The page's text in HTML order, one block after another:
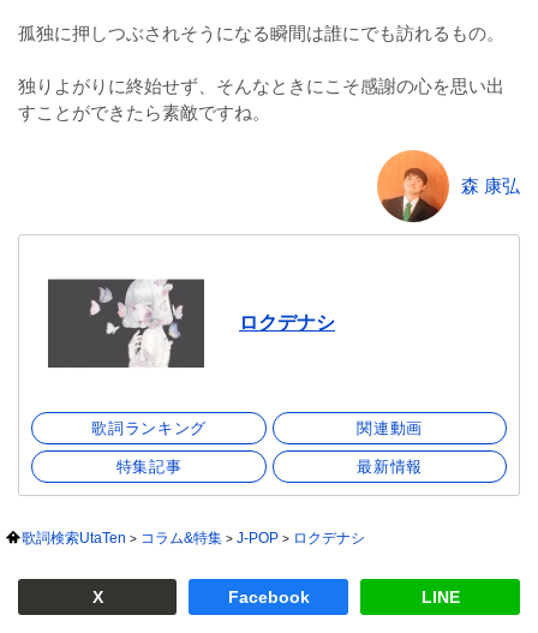
孤独に押しつぶされそうになる瞬間は誰にでも訪れるもの。
独りよがりに終始せず、そんなときにこそ感謝の心を思い出
すことができたら素敵ですね。
森 康弘
ロクデナシ
歌詞ランキング 関連動画
特集記事 最新情報
歌詞検索UtaTen コラム&特集 J-POP ロクデナシ
X Facebook LINE